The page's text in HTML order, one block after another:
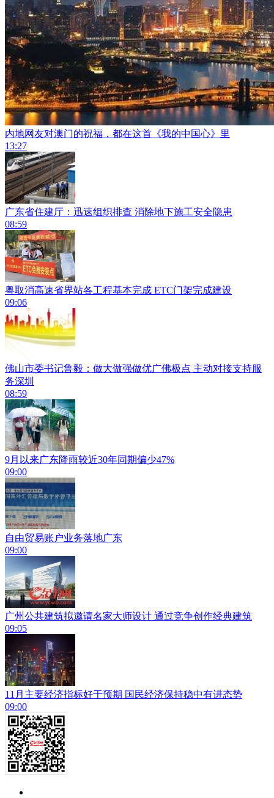
内地网友对澳门的祝福，都在这首《我的中国心》里
13:27
广东省住建厅：迅速组织排查 消除地下施工安全隐患
08:59
粤取消高速省界站各工程基本完成 ETC门架完成建设
09:06
佛山市委书记鲁毅：做大做强做优广佛极点 主动对接支持服
务深圳
08:59
9月以来广东降雨较近30年同期偏少47%
09:00
自由贸易账户业务落地广东
09:00
广州公共建筑拟邀请名家大师设计 通过竞争创作经典建筑
09:05
11月主要经济指标好于预期 国民经济保持稳中有进态势
09:00